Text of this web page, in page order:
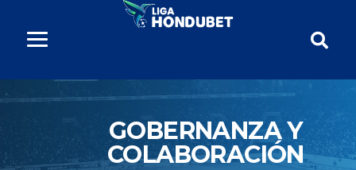
GOBERNANZA Y
COLABORACIÓN